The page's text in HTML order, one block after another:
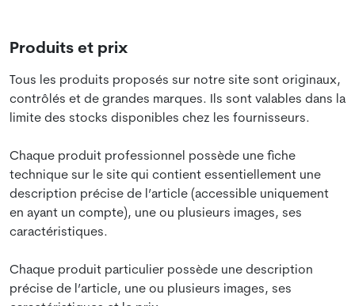
Produits et prix
Tous les produits proposés sur notre site sont originaux,
contrôlés et de grandes marques. Ils sont valables dans la
limite des stocks disponibles chez les fournisseurs.
Chaque produit professionnel possède une fiche
technique sur le site qui contient essentiellement une
description précise de l’article (accessible uniquement
en ayant un compte), une ou plusieurs images, ses
caractéristiques.
Chaque produit particulier possède une description
précise de l’article, une ou plusieurs images, ses